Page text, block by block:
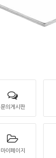
문의게시판
마이페이지